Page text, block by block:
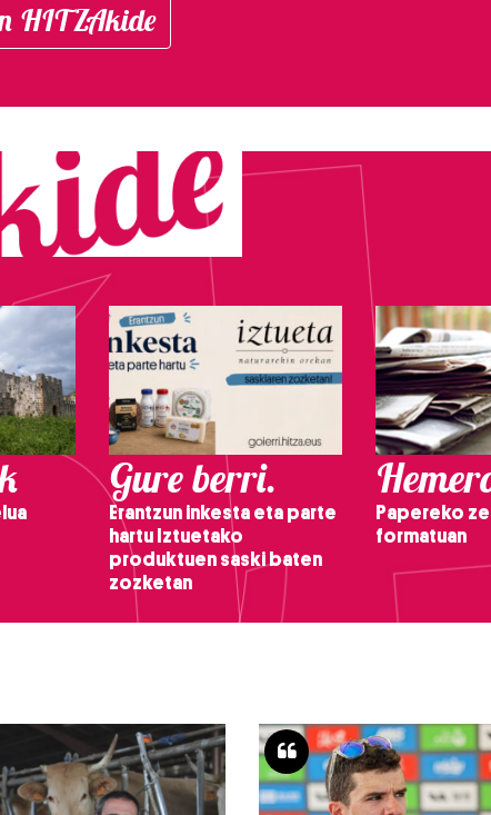
HITZAkide
Gure berri.
Erantzun inkesta eta parte
hartu Iztuetako
produktuen saski baten
zozketan
Papereko
formatuan